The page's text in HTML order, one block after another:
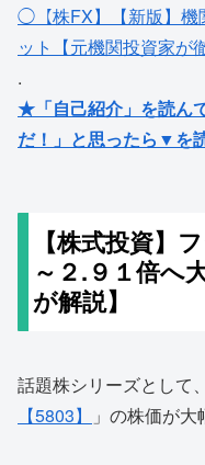
◯【株FX】【新版】機
ット【元機関投資家が
.
★「自己紹介」を読ん
だ！」と思ったら▼を
【株式投資】
～２.９１倍へ
が解説】
話題株シリーズとして
【5803】
」の株価が